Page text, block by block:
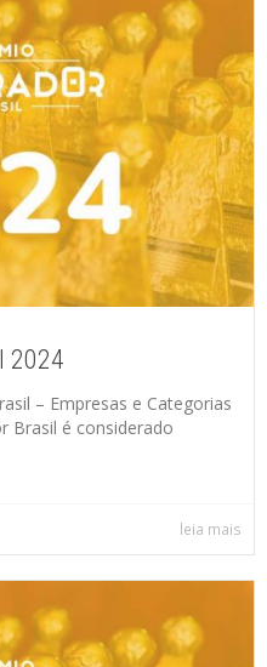
2024
– Empresas e Categorias
Brasil é considerado
leia mais